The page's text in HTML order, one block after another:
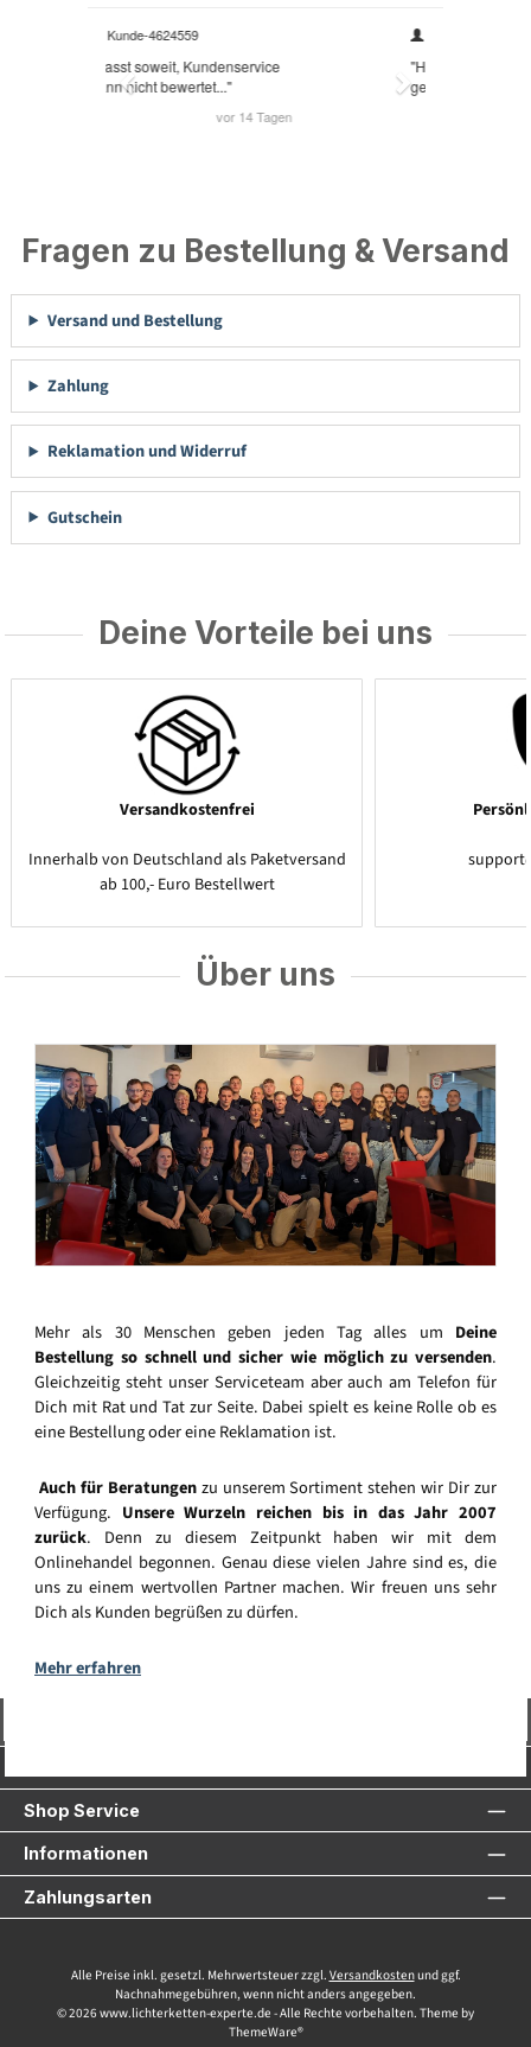
Fragen zu Bestellung & Versand
Versand und Bestellung
Zahlung
Reklamation und Widerruf
Gutschein
Deine Vorteile bei uns
Versandkostenfrei
Innerhalb von Deutschland als Paketversand
ab 100,- Euro Bestellwert
Über uns
Mehr als 30 Menschen geben jeden Tag alles um Deine
Bestellung so schnell und sicher wie möglich zu versenden.
Gleichzeitig steht unser Serviceteam aber auch am Telefon für
Dich mit Rat und Tat zur Seite. Dabei spielt es keine Rolle ob es
eine Bestellung oder eine Reklamation ist.
Auch für Beratungenzu unserem Sortiment stehen wir Dir zur
Verfügung. Unsere Wurzeln reichen bis in das Jahr 2007
zurück. Denn zu diesem Zeitpunkt haben wir mit dem
Onlinehandel begonnen. Genau diese vielen Jahre sind es, die
uns zu einem wertvollen Partner machen. Wir freuen uns sehr
Dich als Kunden begrüßen zu dürfen.
Mehr erfahren
Shop Service
Informationen
Zahlungsarten
Alle Preise inkl. gesetzl. Mehrwertsteuer zzgl. Versandkostenund ggf.
Nachnahmegebühren, wenn nicht anders angegeben.
© 2026 www.lichterketten-experte.de - Alle Rechte vorbehalten. Theme by
ThemeWare®